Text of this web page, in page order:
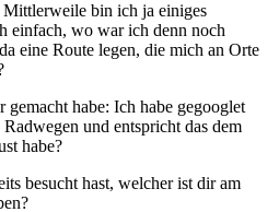
bin ich ja einiges
einfach, wo war ich denn noch
eine Route legen, die mich an Orte
gemacht habe: Ich habe gegooglet
und entspricht das dem
habe?
besucht hast, welcher ist dir am